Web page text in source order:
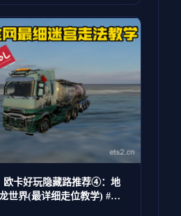
欧卡好玩隐藏路推荐④：地
世界(最详细走位教学) #欧